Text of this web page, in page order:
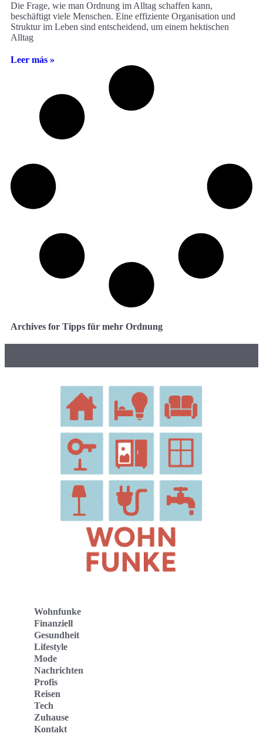
Die Frage, wie man Ordnung im Alltag schaffen kann,
beschäftigt viele Menschen. Eine effiziente Organisation und
Struktur im Leben sind entscheidend, um einem hektischen
Alltag
Leer más »
Archives for Tipps für mehr Ordnung
Wohnfunke
Finanziell
Gesundheit
Lifestyle
Mode
Nachrichten
Profis
Reisen
Tech
Zuhause
Kontakt